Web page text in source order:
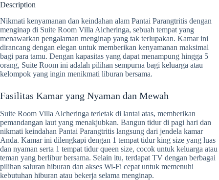
Description
Nikmati kenyamanan dan keindahan alam Pantai Parangtritis dengan
menginap di Suite Room Villa Alcheringa, sebuah tempat yang
menawarkan pengalaman menginap yang tak terlupakan. Kamar ini
dirancang dengan elegan untuk memberikan kenyamanan maksimal
bagi para tamu. Dengan kapasitas yang dapat menampung hingga 5
orang, Suite Room ini adalah pilihan sempurna bagi keluarga atau
kelompok yang ingin menikmati liburan bersama.
Fasilitas Kamar yang Nyaman dan Mewah
Suite Room Villa Alcheringa terletak di lantai atas, memberikan
pemandangan laut yang menakjubkan. Bangun tidur di pagi hari dan
nikmati keindahan Pantai Parangtritis langsung dari jendela kamar
Anda. Kamar ini dilengkapi dengan 1 tempat tidur king size yang luas
dan nyaman serta 1 tempat tidur queen size, cocok untuk keluarga atau
teman yang berlibur bersama. Selain itu, terdapat TV dengan berbagai
pilihan saluran hiburan dan akses Wi-Fi cepat untuk memenuhi
kebutuhan hiburan atau bekerja selama menginap.